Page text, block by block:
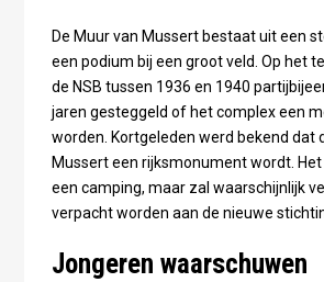
De Muur van Mussert bestaat uit een
een podium bij een groot veld. Op het
de NSB tussen 1936 en 1940
jaren gesteggeld of het complex een
worden. Kortgeleden werd bekend dat
Mussert een rijksmonument wordt.
een camping, maar zal waarschijnlijk
verpacht worden aan de nieuwe
Jongeren waarschuwen